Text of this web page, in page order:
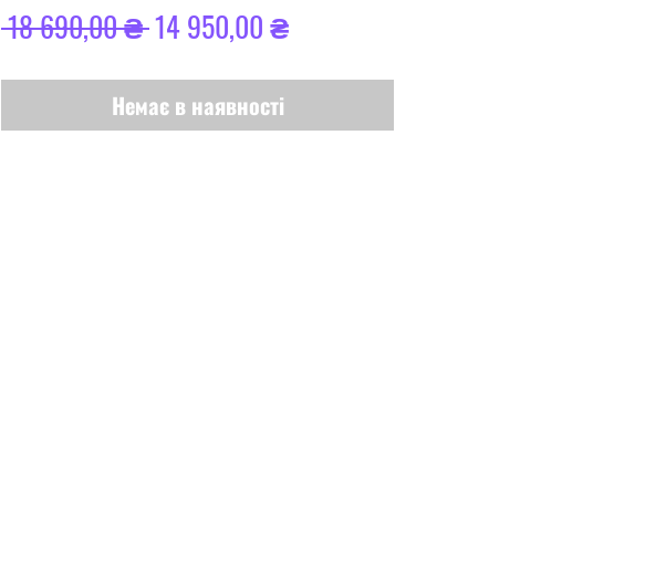
18 690,00 ₴ Звичайна
14 950,00 ₴За
Немає в наявності